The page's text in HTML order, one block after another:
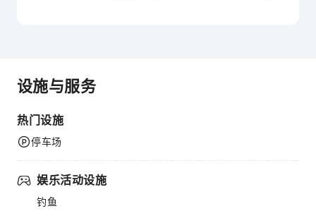
设施与服务
热门设施
停车场
娱乐活动设施
钓鱼